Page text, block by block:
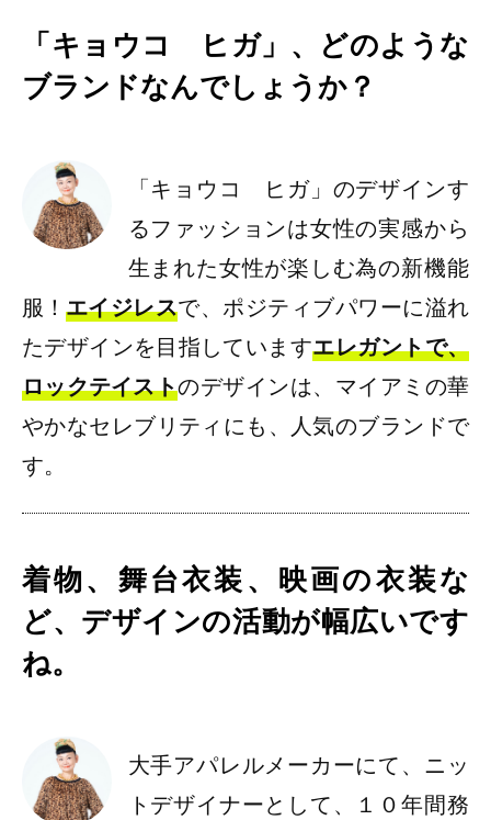
「キョウコ ヒガ」、どのような
ブランドなんでしょうか？
「キョウコ ヒガ」のデザインす
るファッションは女性の実感から
生まれた女性が楽しむ為の新機能
服！ エイジレスで、ポジティブパワーに溢れ
たデザインを目指していますエレガントで、
ロックテイストのデザインは、マイアミの華
やかなセレブリティにも、人気のブランドで
す。
着物、舞台衣装、映画の衣装な
ど、デザインの活動が幅広いです
ね。
大手アパレルメーカーにて、ニッ
トデザイナーとして、１０年間務